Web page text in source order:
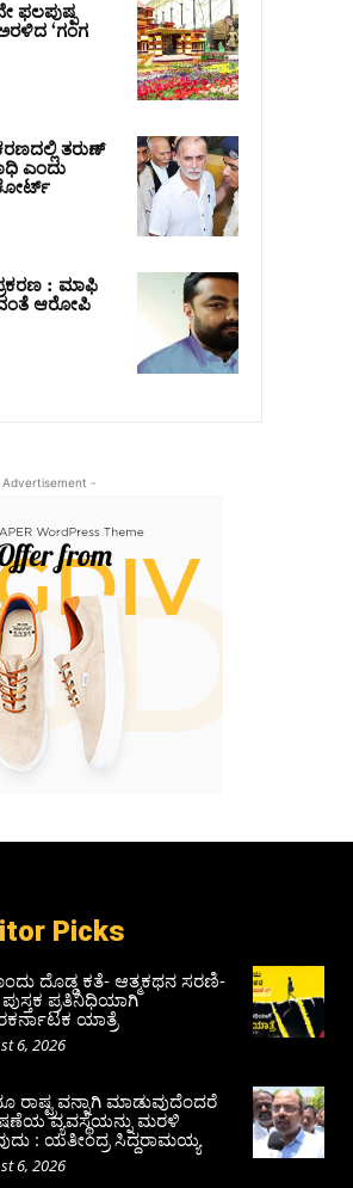
ಫಲಪುಷ್ಪ
‘ಗಂಗ
ತರುಣ್
ಎಂದು
: ಮಾಫಿ
ಆರೋಪಿ
-
Picks
ದೊಡ್ಡ ಕತೆ- ಆತ್ಮಕಥನ ಸರಣಿ-
ಪ್ರತಿನಿಧಿಯಾಗಿ
ಯಾತ್ರೆ
6, 2026
ರಾಷ್ಟ್ರವನ್ನಾಗಿ ಮಾಡುವುದೆಂದರೆ
ವ್ಯವಸ್ಥೆಯನ್ನು ಮರಳಿ
: ಯತೀಂದ್ರ ಸಿದ್ದರಾಮಯ್ಯ
6, 2026